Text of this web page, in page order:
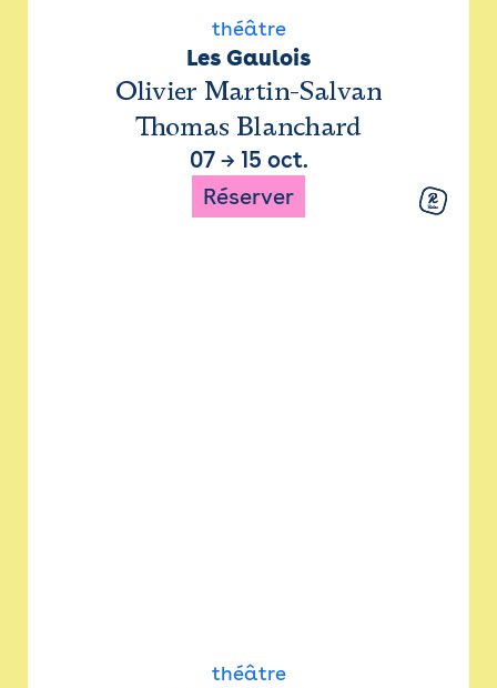
théâtre
Les Gaulois
Olivier Martin-Salvan
Thomas Blanchard
07→ 15 oct.
Réserver
théâtre